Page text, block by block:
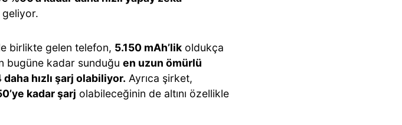
geliyor.
birlikte gelen telefon, 5.150 mAh’lik oldukça
bugüne kadar sunduğu en uzun ömürlü
daha hızlı şarj olabiliyor. Ayrıca şirket,
kadar şarj olabileceğinin de altını özellikle